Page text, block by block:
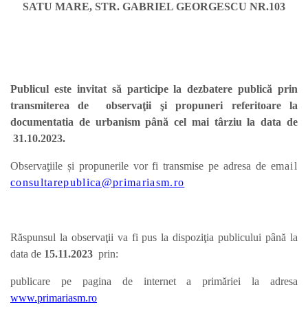
SATU MARE, STR. GABRIEL GEORGESCU NR.103
Publicul este invitat să participe la dezbatere publică prin
transmiterea de observaţii şi propuneri referitoare la
documentatia de urbanism până cel mai târziu la data de
31.10.2023.
Observaţiile și propunerile vor fi transmise pe adresa de email
consultarepublica@primariasm.ro
Răspunsul la observaţii va fi pus la dispoziţia publicului până la
data de 15.11.2023 prin:
publicare pe pagina de internet a primăriei la adresa
www.primariasm.ro